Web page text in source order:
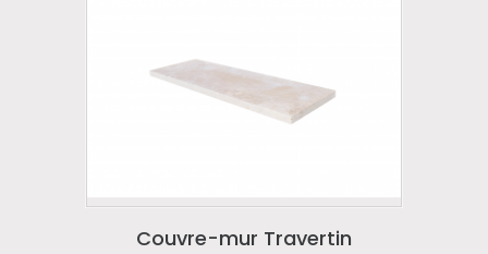
Couvre-mur Travertin